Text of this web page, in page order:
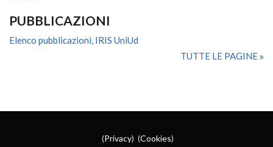
PUBBLICAZIONI
Elenco pubblicazioni, IRIS UniUd
TUTTE LE PAGINE
(Privacy) (Cookies)